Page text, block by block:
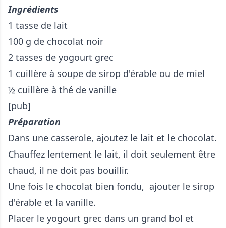
Ingrédients
1 tasse de lait
100 g de chocolat noir
2 tasses de yogourt grec
1 cuillère à soupe de sirop d'érable ou de miel
½ cuillère à thé de vanille
[pub]
Préparation
Dans une casserole, ajoutez le lait et le chocolat.
Chauffez lentement le lait, il doit seulement être
chaud, il ne doit pas bouillir.
Une fois le chocolat bien fondu, ajouter le sirop
d'érable et la vanille.
Placer le yogourt grec dans un grand bol et